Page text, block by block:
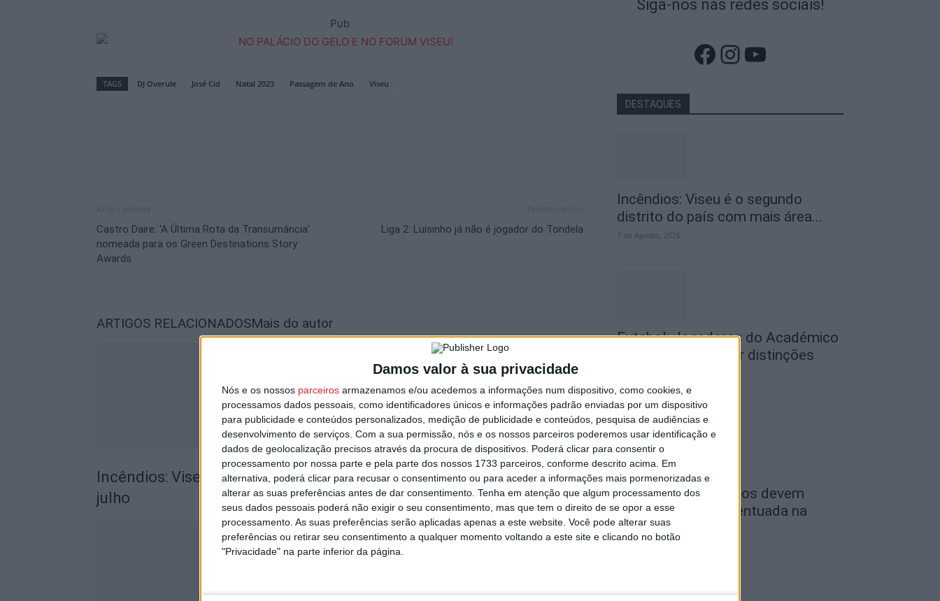
Damos valor à sua privacidade
Nós e os nossos parceiros armazenamos e/ou acedemos a informações num dispositivo, como cookies, e
processamos dados pessoais, como identificadores únicos e informações padrão enviadas por um dispositivo
para publicidade e conteúdos personalizados, medição de publicidade e conteúdos, pesquisa de audiências e
desenvolvimento de serviços. Com a sua permissão, nós e os nossos parceiros poderemos usar identificação e
dados de geolocalização precisos através da procura de dispositivos. Poderá clicar para consentir o
processamento por nossa parte e pela parte dos nossos 1733 parceiros, conforme descrito acima. Em
alternativa, poderá clicar para recusar o consentimento ou para aceder a informações mais pormenorizadas e
alterar as suas preferências antes de dar consentimento. Tenha em atenção que algum processamento dos
seus dados pessoais poderá não exigir o seu consentimento, mas que tem o direito de se opor a esse
processamento. As suas preferências serão aplicadas apenas a este website. Você pode alterar suas
preferências ou retirar seu consentimento a qualquer momento voltando a este site e clicando no botão
"Privacidade" na parte inferior da página.
Pub
TAGS DJ Overule José Cid Natal 2023 Passagem de Ano Viseu
Castro Daire: ‘A Última Rota da Transumância’
nomeada para os Green Destinations Story
Awards
Liga 2: Luisinho já não é jogador do Tondela
ARTIGOS RELACIONADOSMais do autor
Incêndios: Viseu é o segundo distrito do país com mais área ardida até
julho
Siga-nos nas redes sociais!
Facebook
Instagram
YouTube
DESTAQUES
Incêndios: Viseu é o segundo
distrito do país com mais área...
7 de Agosto, 2026
Futebol: Jogadores do Académico
e Tondela vão exibir distinções
7 de Agosto, 2026
Combustíveis: Preços devem
baixar de forma acentuada na
próxima semana